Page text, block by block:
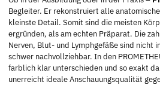
Begleiter. Er rekonstruiert alle
kleinste Detail. Somit sind die meisten
ergründen, als am echten Präparat. Die
Nerven, Blut- und Lymphgefäße sind nicht
schwer nachvollziehbar. In den
farblich klar unterschieden und so exakt
unerreicht ideale Anschauungsqualität